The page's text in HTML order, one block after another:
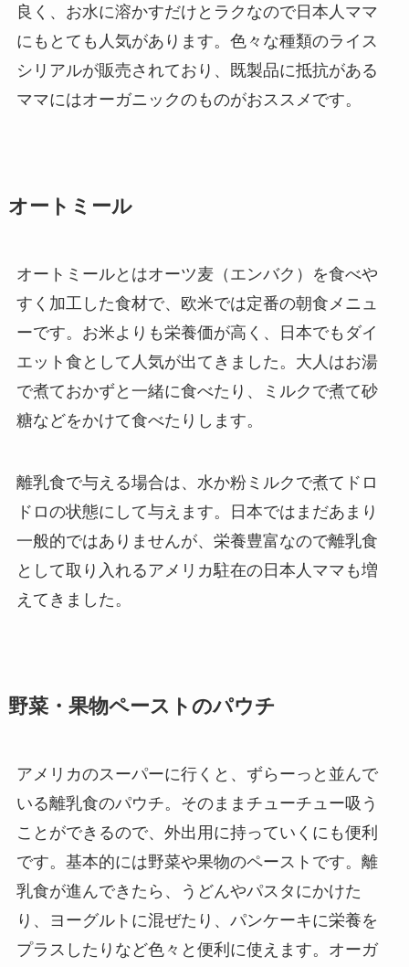
良く、お水に溶かすだけとラクなので日本人ママ
にもとても人気があります。色々な種類のライス
シリアルが販売されており、既製品に抵抗がある
ママにはオーガニックのものがおススメです。
オートミール
オートミールとはオーツ麦（エンバク）を食べや
すく加工した食材で、欧米では定番の朝食メニュ
ーです。お米よりも栄養価が高く、日本でもダイ
エット食として人気が出てきました。大人はお湯
で煮ておかずと一緒に食べたり、ミルクで煮て砂
糖などをかけて食べたりします。
離乳食で与える場合は、水か粉ミルクで煮てドロ
ドロの状態にして与えます。日本ではまだあまり
一般的ではありませんが、栄養豊富なので離乳食
として取り入れるアメリカ駐在の日本人ママも増
えてきました。
野菜・果物ペーストのパウチ
アメリカのスーパーに行くと、ずらーっと並んで
いる離乳食のパウチ。そのままチューチュー吸う
ことができるので、外出用に持っていくにも便利
です。基本的には野菜や果物のペーストです。離
乳食が進んできたら、うどんやパスタにかけた
り、ヨーグルトに混ぜたり、パンケーキに栄養を
プラスしたりなど色々と便利に使えます。オーガ